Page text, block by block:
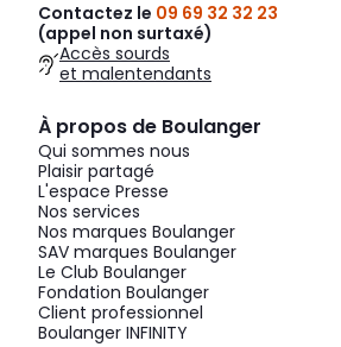
Contactez le 09 69 32 32 23
(appel non surtaxé)
Accès sourds
et malentendants
À propos de Boulanger
Qui sommes nous
Plaisir partagé
L'espace Presse
Nos services
Nos marques Boulanger
SAV marques Boulanger
Le Club Boulanger
Fondation Boulanger
Client professionnel
Boulanger INFINITY